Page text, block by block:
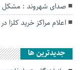
صدای شهروند : مشکل
اعلام مراکز خرید
جديدترين ها